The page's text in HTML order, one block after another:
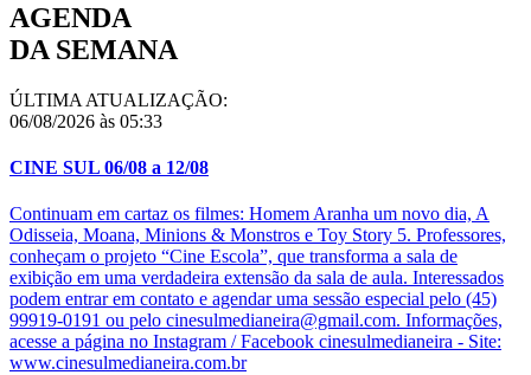
AGENDA
DA SEMANA
ÚLTIMA ATUALIZAÇÃO:
06/08/2026 às 05:33
CINE SUL 06/08 a 12/08
Continuam em cartaz os filmes: Homem Aranha um novo dia, A
Odisseia, Moana, Minions & Monstros e Toy Story 5. Professores,
conheçam o projeto “Cine Escola”, que transforma a sala de
exibição em uma verdadeira extensão da sala de aula. Interessados
podem entrar em contato e agendar uma sessão especial pelo (45)
99919-0191 ou pelo cinesulmedianeira@gmail.com. Informações,
acesse a página no Instagram / Facebook cinesulmedianeira - Site:
www.cinesulmedianeira.com.br